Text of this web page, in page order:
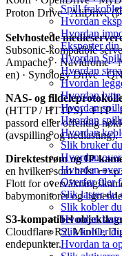
Spill
Hvordan
Hvordan
Eksporter
Hvordan
Hvordan
Hvordan
Hvordan
Hvordan
Hvordan
Hvordan
Slik bruker
Hvordan
Hvordan
Overfør filer
Slik laster du
Slik kobler
Hvordan
Slik kobler
Hvordan ta
Proton Drive · AliDrive (
Selvhostede
Subsonic-kompatible
Ampache) · Navidrome
en) · Synology Drive ·
NAS- og
(HTTP / HTTPS) · FTP
passord eller offentlig
(avspilling og nedlasting).
Direktestrøm og IP-
en hvilken som helst
Flott for
babymonitorer og
S3-kompatibel
Cloudflare R2, MinIO,
endepunkter.